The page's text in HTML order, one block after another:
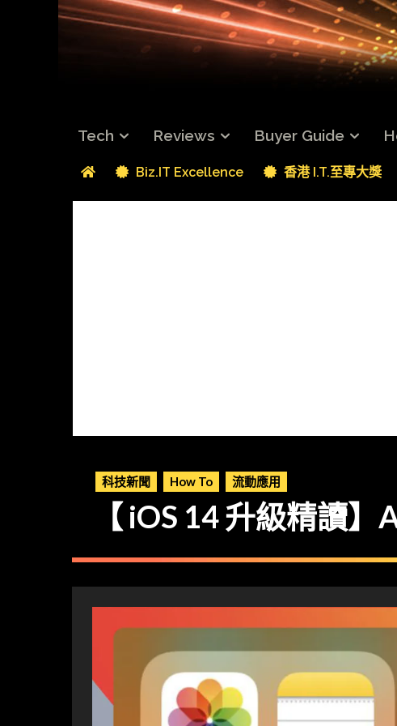
Tech Reviews Buyer Guide
Biz.IT Excellence 香港 I.T.至專大獎
科技新聞 How To 流動應用
【 iOS 14 升級精讀